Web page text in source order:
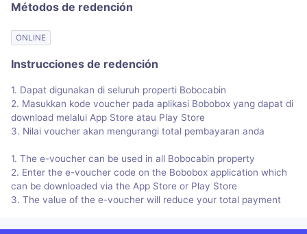
Métodos de redención
ONLINE
Instrucciones de redención
1. Dapat digunakan di seluruh properti Bobocabin
2. Masukkan kode voucher pada aplikasi Bobobox yang dapat di
download melalui App Store atau Play Store
3. Nilai voucher akan mengurangi total pembayaran anda
1. The e-voucher can be used in all Bobocabin property
2. Enter the e-voucher code on the Bobobox application which
can be downloaded via the App Store or Play Store
3. The value of the e-voucher will reduce your total payment